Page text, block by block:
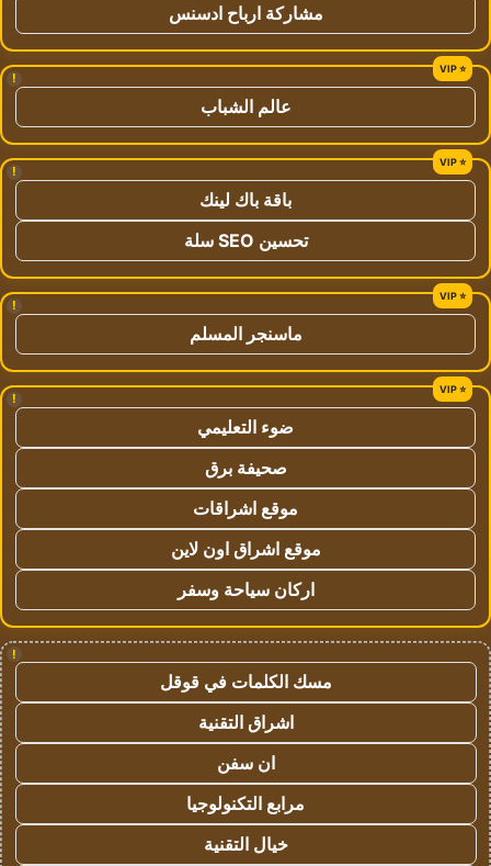
مشاركة ارباح ادسنس
!
عالم الشباب
!
باقة باك لينك
تحسين SEO سلة
!
ماسنجر المسلم
!
ضوء التعليمي
صحيفة برق
موقع اشراقات
موقع اشراق اون لاين
اركان سياحة وسفر
!
مسك الكلمات في قوقل
اشراق التقنية
ان سفن
مرابع التكنولوجيا
خيال التقنية